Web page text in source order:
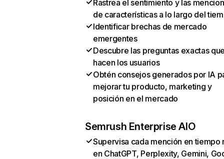
Rastrea el sentimiento y las
de características a lo largo del
Identificar brechas de mercado
emergentes
Descubre las preguntas exactas
hacen los usuarios
Obtén consejos generados por IA
mejorar tu producto, marketing y
posición en el mercado
Semrush Enterprise AIO
Supervisa cada mención en tiempo
en ChatGPT, Perplexity, Gemini,